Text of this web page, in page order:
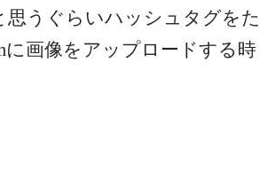
うぐらいハッシュタグをた
に画像をアップロードする時